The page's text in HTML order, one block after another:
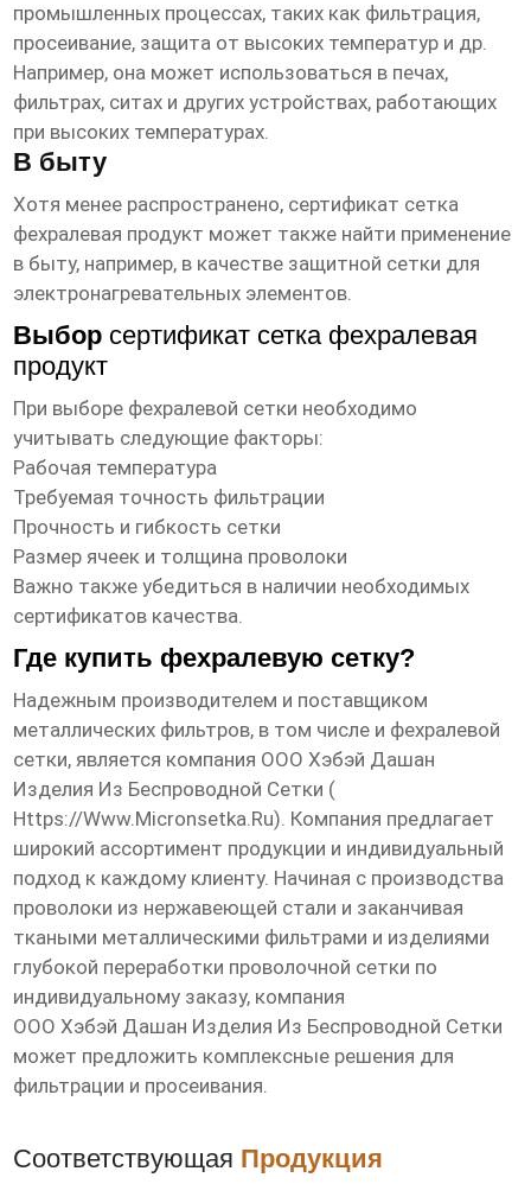
промышленных процессах, таких как фильтрация,
просеивание, защита от высоких температур и др.
Например, она может использоваться в печах,
фильтрах, ситах и других устройствах, работающих
при высоких температурах.
В быту
Хотя менее распространено, сертификат сетка
фехралевая продукт может также найти применение
в быту, например, в качестве защитной сетки для
электронагревательных элементов.
Выбор сертификат сетка фехралевая
продукт
При выборе фехралевой сетки необходимо
учитывать следующие факторы:
Рабочая температура
Требуемая точность фильтрации
Прочность и гибкость сетки
Размер ячеек и толщина проволоки
Важно также убедиться в наличии необходимых
сертификатов качества.
Где купить фехралевую сетку?
Надежным производителем и поставщиком
металлических фильтров, в том числе и фехралевой
сетки, является компания ООО Хэбэй Дашан
Изделия Из Беспроводной Сетки (
Https://www.micronsetka.ru). Компания предлагает
широкий ассортимент продукции и индивидуальный
подход к каждому клиенту. Начиная с производства
проволоки из нержавеющей стали и заканчивая
ткаными металлическими фильтрами и изделиями
глубокой переработки проволочной сетки по
индивидуальному заказу, компания
ООО Хэбэй Дашан Изделия Из Беспроводной Сетки
может предложить комплексные решения для
фильтрации и просеивания.
Соответствующая Продукция